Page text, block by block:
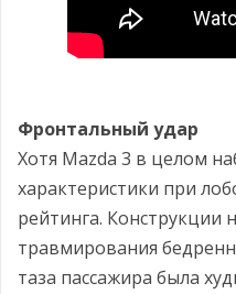
Фронтальный удар
Хотя Mazda 3 в целом
характеристики при
рейтинга. Конструкции
травмирования
таза пассажира была